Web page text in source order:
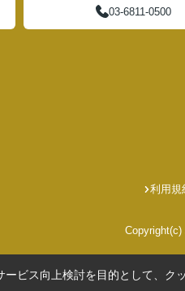
03-6811-0500
利用規
ビス向上検討を目的として、ク